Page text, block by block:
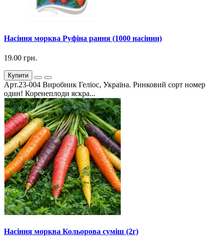
Насіння морква Руфіна рання (1000 насінин)
19.00 грн.
Купити
Арт.23-004 Виробник Геліос, Україна. Ринковий сорт номер
один! Коренеплоди яскра...
Насіння морква Кольорова суміш (2г)